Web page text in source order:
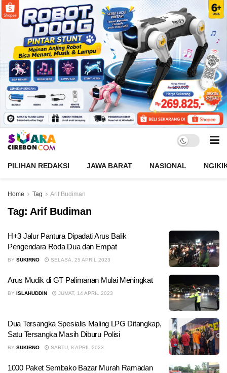
PILIHAN REDAKSI JAWA BARAT NASIONAL
Home Tag Arif Budiman
Tag: Arif Budiman
H+3 Jalur Pantura Dipadati Arus Balik
Pengendara Roda Dua dan Empat
BY SUKIRNO SELASA, 25 APRIL 2023
Arus Mudik di GT Palimanan Mulai Meningkat
BY ISLAHUDDIN JUMAT, 14 APRIL 2023
Dua Tersangka Spesialis Maling LPG Ditangkap,
Satu Tersangka Masih Diburu Polisi
BY SUKIRNO SABTU, 8 APRIL 2023
1000 Paket Sembako Bazar Murah Ramadan